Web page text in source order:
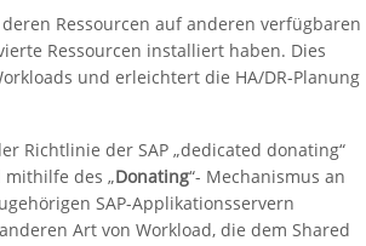
Ressourcen auf anderen verfügbaren
Ressourcen installiert haben. Dies
und erleichtert die HA/DR-Planung
Richtlinie der SAP „dedicated donating“
des „Donating“- Mechanismus an
SAP-Applikationsservern
Art von Workload, die dem Shared